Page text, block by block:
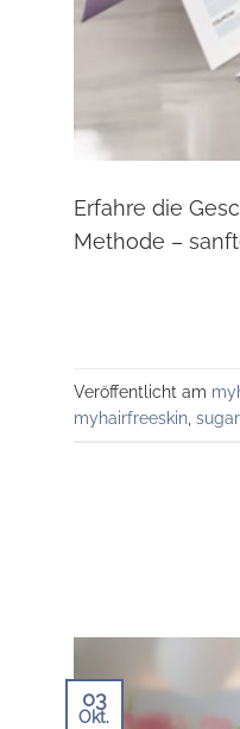
Erfahre die
Methode –
Veröffentlicht am
myhairfreeskin
03
Okt.